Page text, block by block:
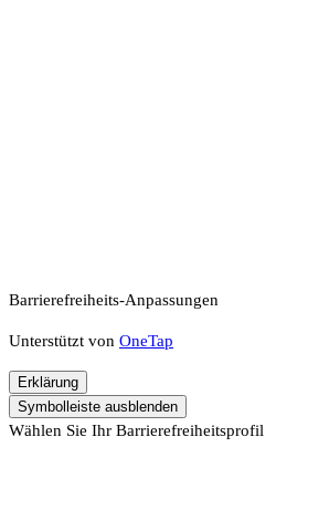
Barrierefreiheits-Anpassungen
Unterstützt von OneTap
Erklärung
Symbolleiste ausblenden
Wählen Sie Ihr Barrierefreiheitsprofil